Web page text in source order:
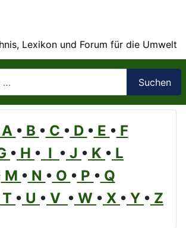
Lexikon und Forum für die Umwelt
Suchen
A • B • C • D • E • F
• H • I • J • K • L
M • N • O • P • Q
T • U • V • W • X • Y • Z